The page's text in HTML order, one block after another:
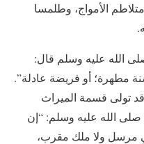
الأمواج، وطلمسا
الله عليه وسلم قال:
مطهرة؛ أو فريضة عادلة”.
تولى قسمة الميراث
صلى الله عليه وسلم: “إن
مرسل ولا ملك مقرب،